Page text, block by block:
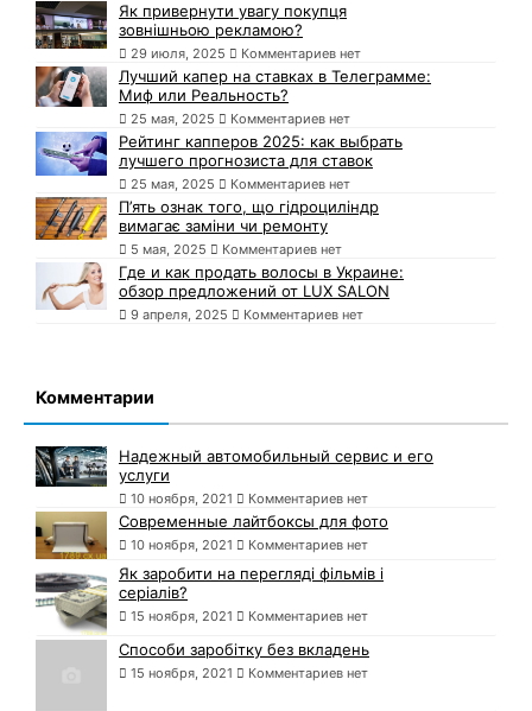
Як привернути увагу покупця
зовнішньою рекламою?
29 июля, 2025 Комментариев нет
Лучший капер на ставках в Телеграмме:
Миф или Реальность?
25 мая, 2025 Комментариев нет
Рейтинг капперов 2025: как выбрать
лучшего прогнозиста для ставок
25 мая, 2025 Комментариев нет
П’ять ознак того, що гідроциліндр
вимагає заміни чи ремонту
5 мая, 2025 Комментариев нет
Где и как продать волосы в Украине:
обзор предложений от LUX SALON
9 апреля, 2025 Комментариев нет
Комментарии
Надежный автомобильный сервис и его
услуги
10 ноября, 2021 Комментариев нет
Современные лайтбоксы для фото
10 ноября, 2021 Комментариев нет
Як заробити на перегляді фільмів і
серіалів?
15 ноября, 2021 Комментариев нет
Способи заробітку без вкладень
15 ноября, 2021 Комментариев нет